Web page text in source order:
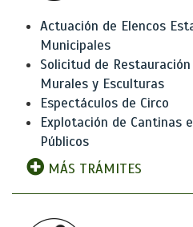
Actuación de Elencos
Municipales
Solicitud de
Murales y Esculturas
Espectáculos de Circo
Explotación de Cantinas
Públicos
MÁS TRÁMITES